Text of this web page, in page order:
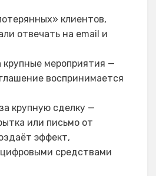
клиентов,
отвечать на email и
крупные мероприятия —
воспринимается
крупную сделку —
или письмо от
эффект,
средствами